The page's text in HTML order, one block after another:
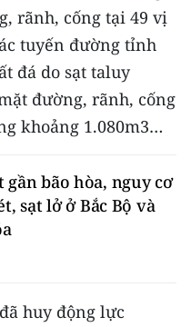
rãnh, cống tại 49 vị
tuyến đường tỉnh
đá do sạt taluy
đường, rãnh, cống
khoảng 1.080m3…
gần bão hòa, nguy cơ
sạt lở ở Bắc Bộ và
huy động lực